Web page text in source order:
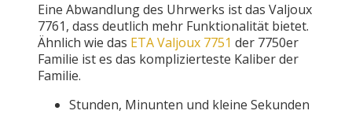
Eine Abwandlung des Uhrwerks ist das Valjoux
7761, dass deutlich mehr Funktionalität bietet.
Ähnlich wie das ETA Valjoux 7751 der 7750er
Familie ist es das komplizierteste Kaliber der
Familie.
Stunden, Minunten und kleine Sekunden